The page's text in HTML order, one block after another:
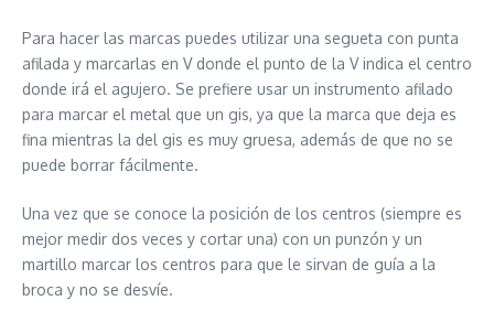
Para hacer las marcas puedes utilizar una segueta con punta
afilada y marcarlas en V donde el punto de la V indica el centro
donde irá el agujero. Se prefiere usar un instrumento afilado
para marcar el metal que un gis, ya que la marca que deja es
fina mientras la del gis es muy gruesa, además de que no se
puede borrar fácilmente.
Una vez que se conoce la posición de los centros (siempre es
mejor medir dos veces y cortar una) con un punzón y un
martillo marcar los centros para que le sirvan de guía a la
broca y no se desvíe.